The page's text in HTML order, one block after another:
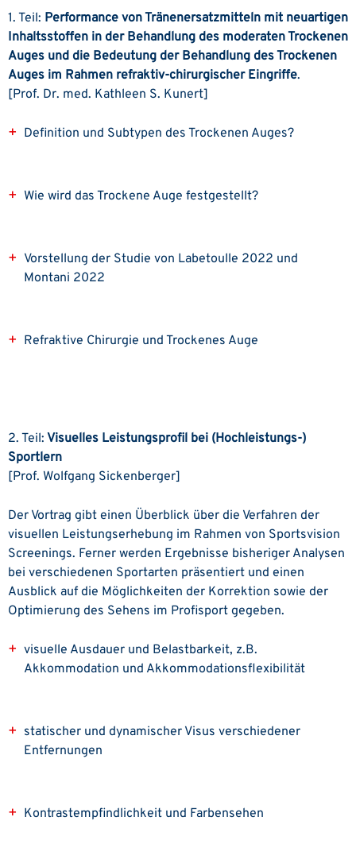
1. Teil: Performance von Tränenersatzmitteln mit neuartigen
Inhaltsstoffen in der Behandlung des moderaten Trockenen
Auges und die Bedeutung der Behandlung des Trockenen
Auges im Rahmen refraktiv-chirurgischer Eingriffe.
[Prof. Dr. med. Kathleen S. Kunert]
Definition und Subtypen des Trockenen Auges?
Wie wird das Trockene Auge festgestellt?
Vorstellung der Studie von Labetoulle 2022 und
Montani 2022
Refraktive Chirurgie und Trockenes Auge
2. Teil: Visuelles Leistungsprofil bei (Hochleistungs-)
Sportlern
[Prof. Wolfgang Sickenberger]
Der Vortrag gibt einen Überblick über die Verfahren der
visuellen Leistungserhebung im Rahmen von Sportsvision
Screenings. Ferner werden Ergebnisse bisheriger Analysen
bei verschiedenen Sportarten präsentiert und einen
Ausblick auf die Möglichkeiten der Korrektion sowie der
Optimierung des Sehens im Profisport gegeben.
visuelle Ausdauer und Belastbarkeit, z.B.
Akkommodation und Akkommodationsflexibilität
statischer und dynamischer Visus verschiedener
Entfernungen
Kontrastempfindlichkeit und Farbensehen